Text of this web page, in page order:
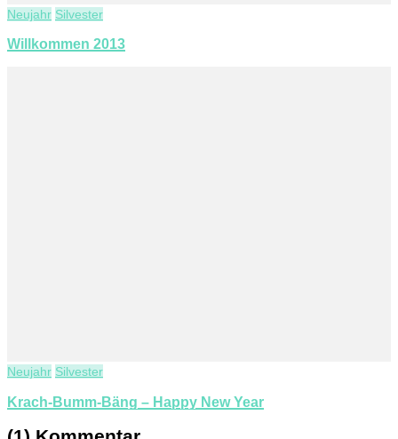
Neujahr Silvester
Willkommen 2013
Neujahr Silvester
Krach-Bumm-Bäng – Happy New Year